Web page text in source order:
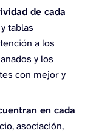
de cada
tablas
a los
y los
con mejor y
en cada
asociación,